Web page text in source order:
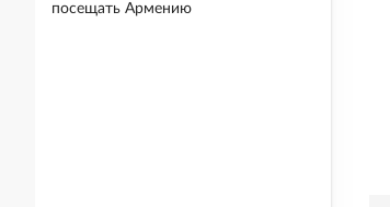
посещать Армению